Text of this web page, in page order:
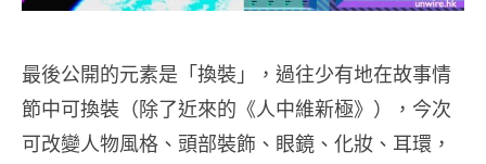
最後公開的元素是「換裝」，過往少有地在故事情
節中可換裝（除了近來的《人中維新極》），今次
可改變人物風格、頭部裝飾、眼鏡、化妝、耳環，